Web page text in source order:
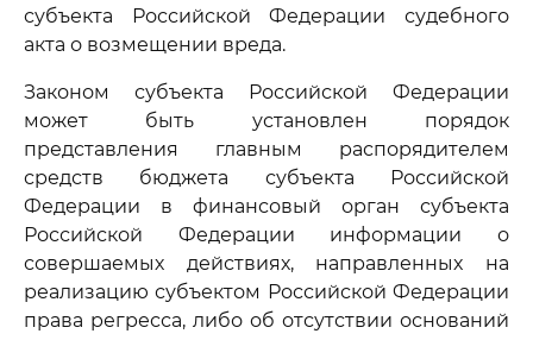
субъекта Российской Федерации судебного
акта о возмещении вреда.
Законом субъекта Российской Федерации
может быть установлен порядок
представления главным распорядителем
средств бюджета субъекта Российской
Федерации в финансовый орган субъекта
Российской Федерации информации о
совершаемых действиях, направленных на
реализацию субъектом Российской Федерации
права регресса, либо об отсутствии оснований